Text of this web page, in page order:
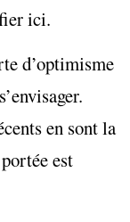
ici.
d’optimisme
en sont la
est